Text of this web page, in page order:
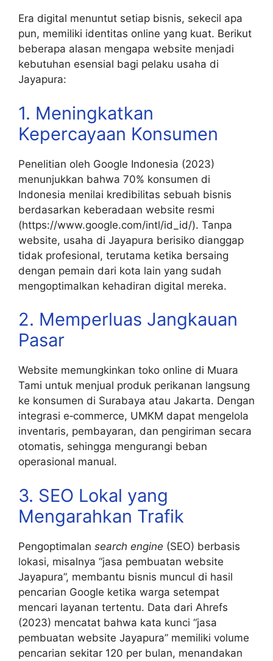
Era digital menuntut setiap bisnis, sekecil apa
pun, memiliki identitas online yang kuat. Berikut
beberapa alasan mengapa website menjadi
kebutuhan esensial bagi pelaku usaha di
Jayapura:
1. Meningkatkan
Kepercayaan Konsumen
Penelitian oleh Google Indonesia (2023)
menunjukkan bahwa 70% konsumen di
Indonesia menilai kredibilitas sebuah bisnis
berdasarkan keberadaan website resmi
(https://www.google.com/intl/id_id/). Tanpa
website, usaha di Jayapura berisiko dianggap
tidak profesional, terutama ketika bersaing
dengan pemain dari kota lain yang sudah
mengoptimalkan kehadiran digital mereka.
2. Memperluas Jangkauan
Pasar
Website memungkinkan toko online di Muara
Tami untuk menjual produk perikanan langsung
ke konsumen di Surabaya atau Jakarta. Dengan
integrasi e‑commerce, UMKM dapat mengelola
inventaris, pembayaran, dan pengiriman secara
otomatis, sehingga mengurangi beban
operasional manual.
3. SEO Lokal yang
Mengarahkan Trafik
Pengoptimalan search engine (SEO) berbasis
lokasi, misalnya “jasa pembuatan website
Jayapura”, membantu bisnis muncul di hasil
pencarian Google ketika warga setempat
mencari layanan tertentu. Data dari Ahrefs
(2023) mencatat bahwa kata kunci “jasa
pembuatan website Jayapura” memiliki volume
pencarian sekitar 120 per bulan, menandakan